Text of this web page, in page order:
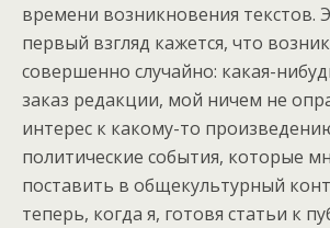
времени возникновения текстов.
первый взгляд кажется, что
совершенно случайно: какая-
заказ редакции, мой ничем не
интерес к какому-то
политические события, которые
поставить в общекультурный
теперь, когда я, готовя статьи к